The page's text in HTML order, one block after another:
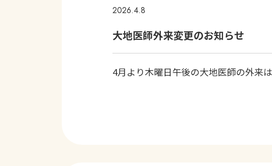
2026.4.8
大地医師外来変更のお知らせ
4月より木曜日午後の大地医師の外来